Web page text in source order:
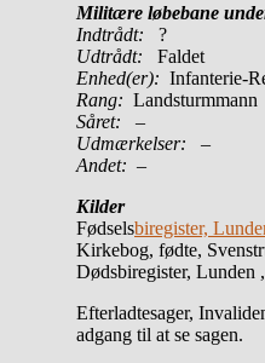
Militære løbebane
Indtrådt: ?
Udtrådt: Faldet
Enhed(er): Infanterie-
Rang: Landsturmmann
Såret: –
Udmærkelser: –
Andet: –
Kilder
Fødselsbiregister,
Kirkebog, fødte,
Dødsbiregister, Lunden
Efterladtesager,
adgang til at se sagen.